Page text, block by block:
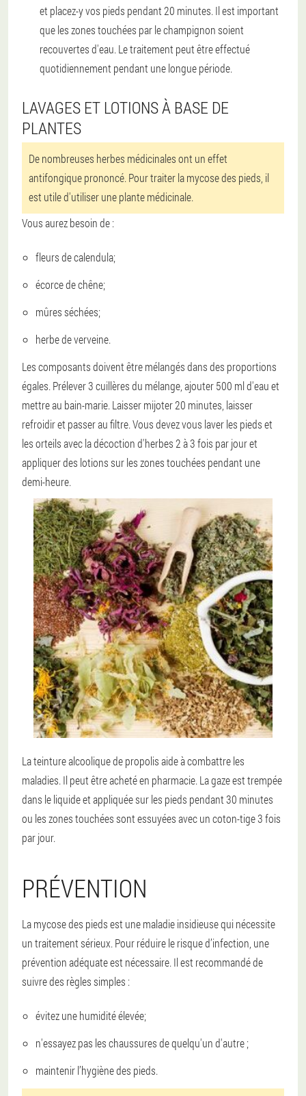
et placez-y vos pieds pendant 20 minutes. Il est important
que les zones touchées par le champignon soient
recouvertes d'eau. Le traitement peut être effectué
quotidiennement pendant une longue période.
LAVAGES ET LOTIONS À BASE DE
PLANTES
De nombreuses herbes médicinales ont un effet
antifongique prononcé. Pour traiter la mycose des pieds, il
est utile d'utiliser une plante médicinale.
Vous aurez besoin de :
fleurs de calendula;
écorce de chêne;
mûres séchées;
herbe de verveine.
Les composants doivent être mélangés dans des proportions
égales. Prélever 3 cuillères du mélange, ajouter 500 ml d'eau et
mettre au bain-marie. Laisser mijoter 20 minutes, laisser
refroidir et passer au filtre. Vous devez vous laver les pieds et
les orteils avec la décoction d'herbes 2 à 3 fois par jour et
appliquer des lotions sur les zones touchées pendant une
demi-heure.
La teinture alcoolique de propolis aide à combattre les
maladies. Il peut être acheté en pharmacie. La gaze est trempée
dans le liquide et appliquée sur les pieds pendant 30 minutes
ou les zones touchées sont essuyées avec un coton-tige 3 fois
par jour.
PRÉVENTION
La mycose des pieds est une maladie insidieuse qui nécessite
un traitement sérieux. Pour réduire le risque d’infection, une
prévention adéquate est nécessaire. Il est recommandé de
suivre des règles simples :
évitez une humidité élevée;
n'essayez pas les chaussures de quelqu'un d'autre ;
maintenir l’hygiène des pieds.